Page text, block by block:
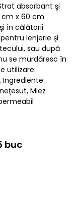
absorbant şi
x 60 cm
în călătorii.
lenjerie şi
sau după
se murdăresc în
utilizare:
Ingrediente:
Miez
buc